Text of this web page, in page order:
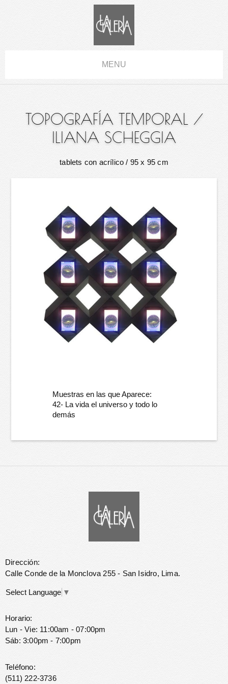
MENU
TOPOGRAFÍA TEMPORAL /
ILIANA SCHEGGIA
tablets con acrílico / 95 x 95 cm
Muestras en las que Aparece:
42- La vida el universo y todo lo
demás
Dirección:
Calle Conde de la Monclova 255 - San Isidro, Lima.
Select Language ▼
Horario:
Lun - Vie: 11:00am - 07:00pm
Sáb: 3:00pm - 7:00pm
Teléfono:
(511) 222-3736